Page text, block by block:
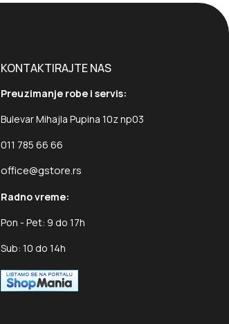
KONTAKTIRAJTE NAS
Preuzimanje robe i servis:
Bulevar Mihajla Pupina 10z np03
011 785 66 66
office@gstore.rs
Radno vreme:
Pon - Pet: 9 do 17h
Sub: 10 do 14h